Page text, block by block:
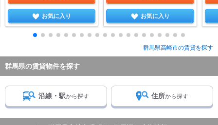
お気に入り お気に入り
群馬県高崎市の賃貸を探す
群馬県の賃貸物件を探す
沿線・駅から探す 住所から探す